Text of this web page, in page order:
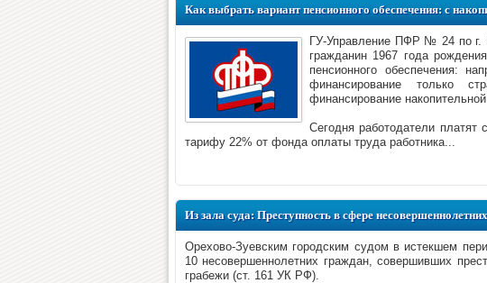
Как выбрать вариант пенсионного обеспечения: с
ГУ-Управление ПФР № 24 по г.
гражданин 1967 года
пенсионного обеспечения:
финансирование только
финансирование
Сегодня работодатели
тарифу 22% от фонда оплаты труда работника...
Из зала суда: Преступность в сфере несовершеннолетних
Орехово-Зуевским городским судом в истекшем
10 несовершеннолетних граждан, совершивших
грабежи (ст. 161 УК РФ).